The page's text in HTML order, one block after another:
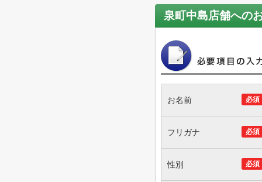
泉町中島店舗への
必須
お名前
必須
フリガナ
必須
性別